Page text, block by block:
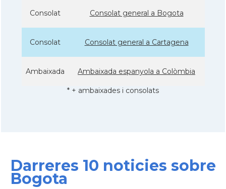
Consolat Consolat general a Bogota
Consolat Consolat general a Cartagena
Ambaixada Ambaixada espanyola a Colòmbia
* + ambaixades i consolats
Darreres 10 noticies sobre
Bogota